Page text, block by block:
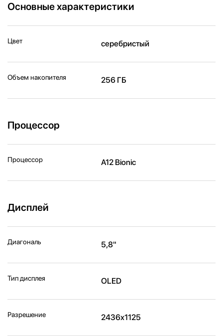
Основные характеристики
Цвет серебристый
Объем накопителя 256 ГБ
Процессор
Процессор A12 Bionic
Дисплей
Диагональ 5,8"
Тип дисплея OLED
Разрешение 2436x1125